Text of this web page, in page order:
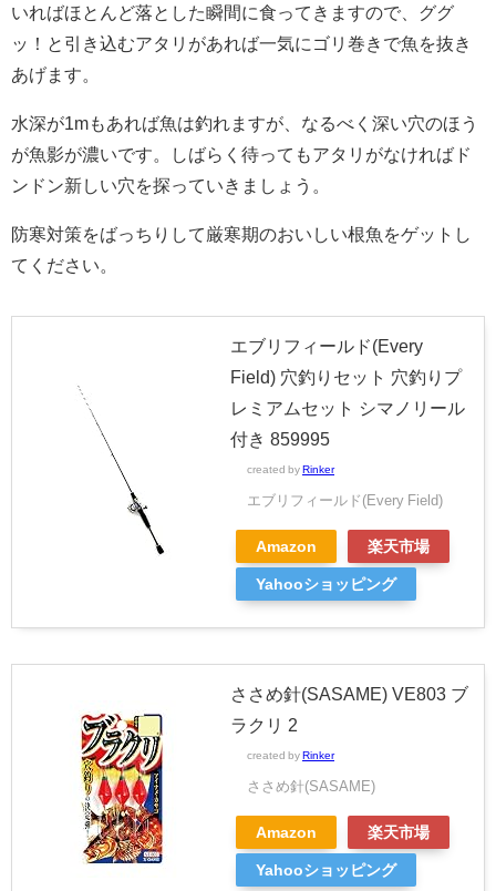
いればほとんど落とした瞬間に食ってきますので、ググ
ッ！と引き込むアタリがあれば一気にゴリ巻きで魚を抜き
あげます。
水深が1mもあれば魚は釣れますが、なるべく深い穴のほう
が魚影が濃いです。しばらく待ってもアタリがなければド
ンドン新しい穴を探っていきましょう。
防寒対策をばっちりして厳寒期のおいしい根魚をゲットし
てください。
エブリフィールド(Every
Field) 穴釣りセット 穴釣りプ
レミアムセット シマノリール
付き 859995
created by Rinker
エブリフィールド(Every Field)
Amazon 楽天市場
Yahooショッピング
ささめ針(SASAME) VE803 ブ
ラクリ 2
created by Rinker
ささめ針(SASAME)
Amazon 楽天市場
Yahooショッピング